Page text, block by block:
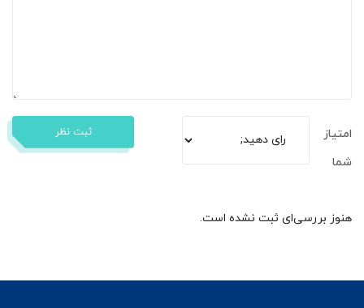
امتیاز
شما
ثبت نظر
هنوز بررسی‌ای ثبت نشده است.